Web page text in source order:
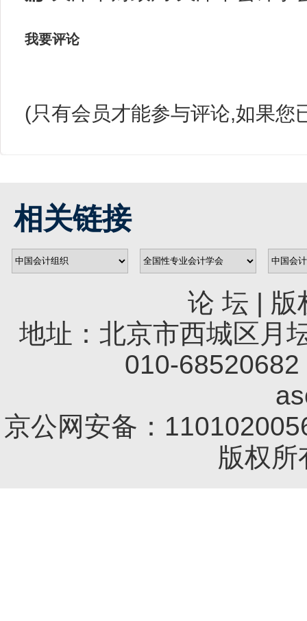
我要评论
(只有会员才能参与评论,如果您
相关链接
论 坛 | 版
地址：北京市西城区月
010-
京公网安备：
版权